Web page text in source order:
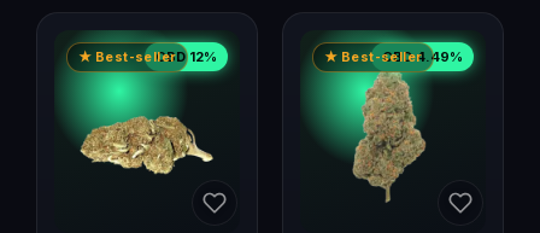
CBD12%
★ Best-seller CBD4.49%
★ Best-seller